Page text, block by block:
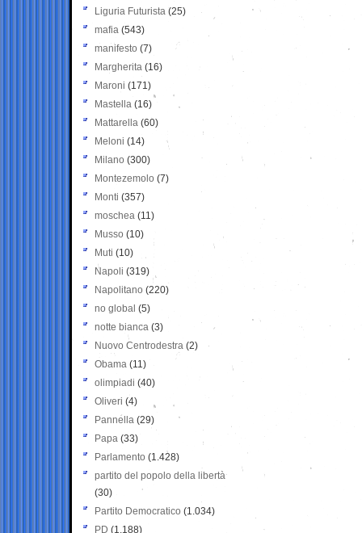
Liguria Futurista (25)
mafia (543)
manifesto (7)
Margherita (16)
Maroni (171)
Mastella (16)
Mattarella (60)
Meloni (14)
Milano (300)
Montezemolo (7)
Monti (357)
moschea (11)
Musso (10)
Muti (10)
Napoli (319)
Napolitano (220)
no global (5)
notte bianca (3)
Nuovo Centrodestra (2)
Obama (11)
olimpiadi (40)
Oliveri (4)
Pannella (29)
Papa (33)
Parlamento (1.428)
partito del popolo della libertà
(30)
Partito Democratico (1.034)
PD (1.188)